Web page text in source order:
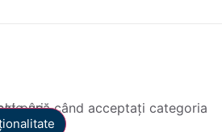
de cookie-uri.